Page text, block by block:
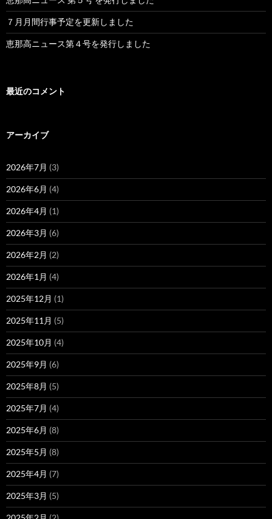
７月月間行事予定を更新しました
恵那高ニュース第４号を発行しました
最近のコメント
アーカイブ
2026年7月 (3)
2026年6月 (4)
2026年4月 (1)
2026年3月 (6)
2026年2月 (2)
2026年1月 (4)
2025年12月 (1)
2025年11月 (5)
2025年10月 (4)
2025年9月 (6)
2025年8月 (5)
2025年7月 (4)
2025年6月 (8)
2025年5月 (8)
2025年4月 (7)
2025年3月 (5)